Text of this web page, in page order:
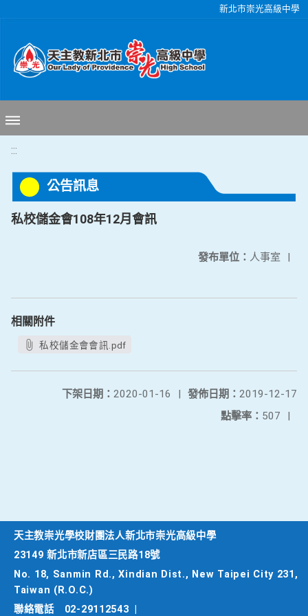
新北市崇光高級中學
:::
公告訊息
私校儲金會108年12月會訊
發布單位： 人事室 |
相關附件
私校儲金會會訊.pdf
發佈日期： 2019-12-17
下架日期： 2020-01-16
|
點擊率： 507 |
天主教崇光學校財團法人新北市崇光高級中學
23149 新北市新店區三民路18號
No. 18, Sanmin Rd., Xindian Dist., New Taipei City 231,
Taiwan (R.O.C.)
聯絡電話
02-29112543